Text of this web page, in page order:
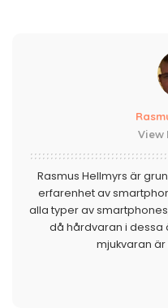
View
Rasmus Hellmyrs är
erfarenhet av
alla typer av
då hårdvaran i dessa
mjukvaran